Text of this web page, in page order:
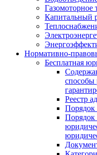
Газомоторное
Капитальный
Нормативно-
Бесплатная
способы
Реестр
Порядок
Порядок